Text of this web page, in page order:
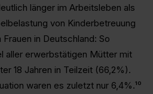
länger im Arbeitsleben als
von Kinderbetreuung
in Deutschland: So
aller erwerbstätigen Mütter mit
18 Jahren in Teilzeit (66,2%).
waren es zuletzt nur 6,4%.¹⁰